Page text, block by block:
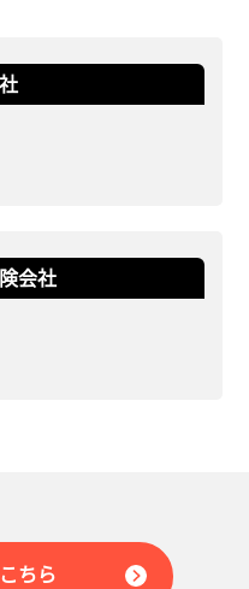
会社
ちら